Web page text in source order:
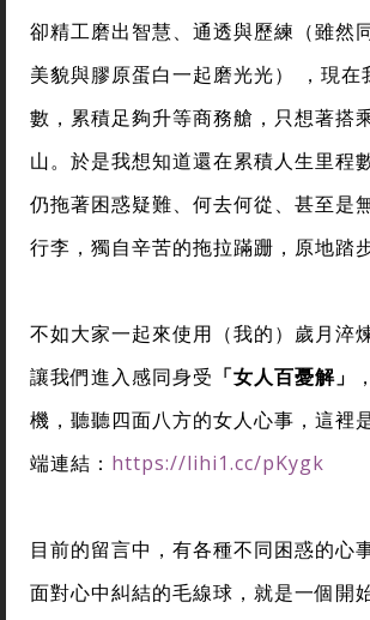
卻精工磨出智慧、通透與歷練（雖然
美貌與膠原蛋白一起磨光光） ，現在
數，累積足夠升等商務艙，只想著搭
山。於是我想知道還在累積人生里程
仍拖著困惑疑難、何去何從、甚至是
行李，獨自辛苦的拖拉蹣跚，原地踏
不如大家一起來使用（我的）歲月淬
讓我們進入感同身受 「女人百憂解」
機，聽聽四面八方的女人心事，這裡
端連結： https://lihi1.cc/pKygk
目前的留言中，有各種不同困惑的心
面對心中糾結的毛線球，就是一個開